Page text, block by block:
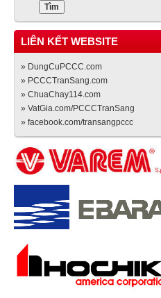
LIÊN KẾT WEBSITE
» DungCuPCCC.com
» PCCCTranSang.com
» ChuaChay114.com
» VatGia.com/PCCCTranSang
» facebook.com/transangpccc